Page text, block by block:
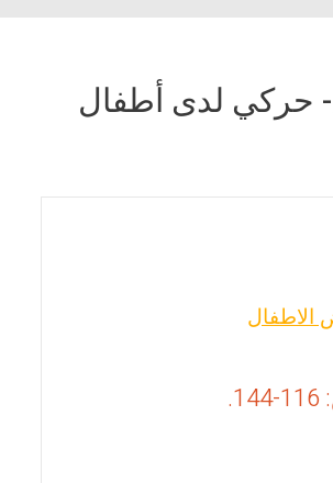
حركي لدى أطفال
الاطفال